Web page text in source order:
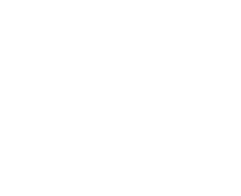
در مواردی که
شده و از
و یا از